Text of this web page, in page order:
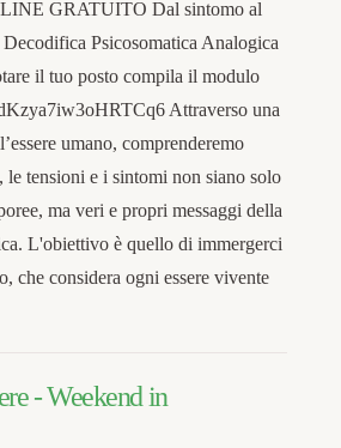
GRATUITO Dal sintomo al
Decodifica Psicosomatica Analogica
il tuo posto compila il modulo
Attraverso una
umano, comprenderemo
le tensioni e i sintomi non siano solo
ma veri e propri messaggi della
L'obiettivo è quello di immergerci
che considera ogni essere vivente
- Weekend in